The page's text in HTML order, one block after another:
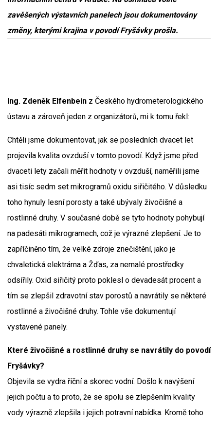
zavěšených výstavních panelech jsou dokumentovány
změny, kterými krajina v povodí Fryšávky prošla.
Ing. Zdeněk Elfenbein z Českého hydrometerologického
ústavu a zároveň jeden z organizátorů, mi k tomu řekl:
Chtěli jsme dokumentovat, jak se posledních dvacet let
projevila kvalita ovzduší v tomto povodí. Když jsme před
dvaceti lety začali měřit hodnoty v ovzduší, naměřili jsme
asi tisíc sedm set mikrogramů oxidu siřičitého. V důsledku
toho hynuly lesní porosty a také ubývaly živočišné a
rostlinné druhy. V současné době se tyto hodnoty pohybují
na padesáti mikrogramech, což je výrazné zlepšení. Je to
zapříčiněno tím, že velké zdroje znečištění, jako je
chvaletická elektrárna a Žďas, za nemalé prostředky
odsířily. Oxid siřičitý proto poklesl o devadesát procent a
tím se zlepšil zdravotní stav porostů a navrátily se některé
rostlinné a živočišné druhy. Tohle vše dokumentují
vystavené panely.
Které živočišné a rostlinné druhy se navrátily do povodí
Fryšávky?
Objevila se vydra říční a skorec vodní. Došlo k navýšení
jejich počtu a to proto, že se spolu se zlepšením kvality
vody výrazně zlepšila i jejich potravní nabídka. Kromě toho